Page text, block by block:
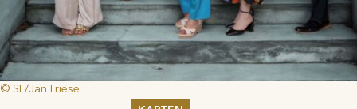
© SF/Jan Friese